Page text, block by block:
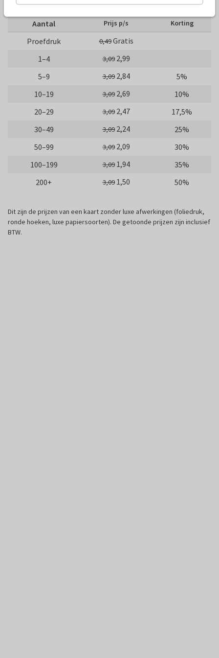
10 x 15 cm 15 x 21 cm 21 x 30 cm
Aantal Prijs p/s Korting
Proefdruk 0,49Gratis
1–4
3,09 2,99
5–9
3,09 2,84
5%
10–19
3,09 2,69
10%
20–29
3,09 2,47
17,5%
30–49
3,09 2,24
25%
50–99
3,09 2,09
30%
100–199
3,09 1,94
35%
200+
3,09 1,50 50%
Dit zijn de prijzen van een kaart zonder luxe afwerkingen (foliedruk,
ronde hoeken, luxe papiersoorten). De getoonde prijzen zijn inclusief
BTW.